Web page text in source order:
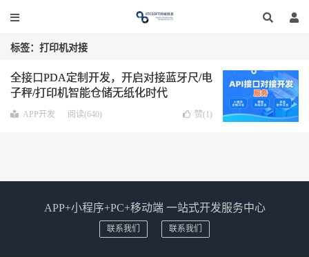
标签：打印机对接
全接口PDA定制开发，开启对接蓝牙尺/电
子秤/打印机智能仓储无纸化时代
APP开发 阅读(640) 赞(1)
APP+小程序+PC+移动端 一站式开发服务中心
联系我们 联系我们